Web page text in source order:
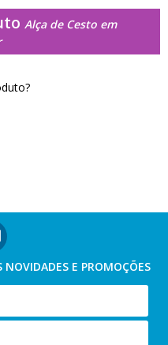
Alça de Cesto em
NOVIDADES E PROMOÇÕES